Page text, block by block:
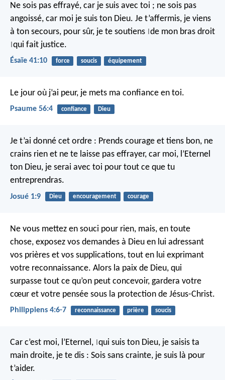
Ne sois pas effrayé, car je suis avec toi ; ne sois pas
angoissé, car moi je suis ton Dieu. Je t’affermis, je viens
à ton secours, pour sûr, je te soutiens de mon bras droit
qui fait justice.
Ésaïe 41:10 force soucis équipement
Le jour où j’ai peur, je mets ma confiance en toi.
Psaume 56:4 confiance Dieu
Je t’ai donné cet ordre : Prends courage et tiens bon, ne
crains rien et ne te laisse pas effrayer, car moi, l’Eternel
ton Dieu, je serai avec toi pour tout ce que tu
entreprendras.
Josué 1:9 Dieu encouragement courage
Ne vous mettez en souci pour rien, mais, en toute
chose, exposez vos demandes à Dieu en lui adressant
vos prières et vos supplications, tout en lui exprimant
votre reconnaissance. Alors la paix de Dieu, qui
surpasse tout ce qu’on peut concevoir, gardera votre
cœur et votre pensée sous la protection de Jésus-Christ.
Philippiens 4:6-7 reconnaissance prière soucis
Car c’est moi, l’Eternel, qui suis ton Dieu, je saisis ta
main droite, je te dis : Sois sans crainte, je suis là pour
t’aider.